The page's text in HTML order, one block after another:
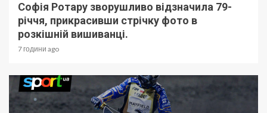
Софія Ротару зворушливо відзначила 79-
річчя, прикрасивши стрічку фото в
розкішній вишиванці.
7 години ago